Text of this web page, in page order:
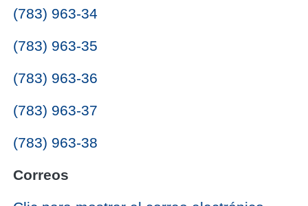
(783) 963-34
(783) 963-35
(783) 963-36
(783) 963-37
(783) 963-38
Correos